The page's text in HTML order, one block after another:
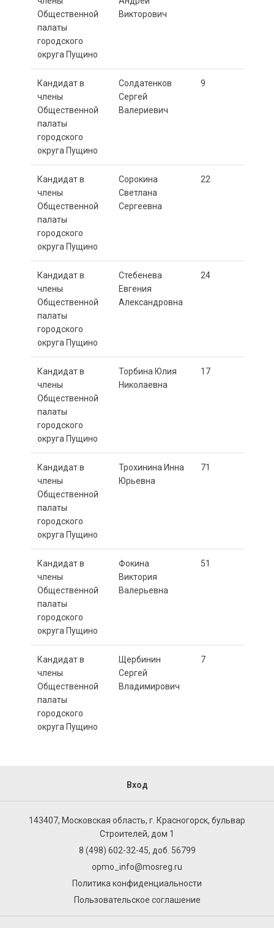
Общественной
палаты
городского
округа Пущино
Викторович
Кандидат в
члены
Общественной
палаты
городского
округа Пущино
Солдатенков
Сергей
Валериевич
9
Кандидат в
члены
Общественной
палаты
городского
округа Пущино
Сорокина
Светлана
Сергеевна
22
Кандидат в
члены
Общественной
палаты
городского
округа Пущино
Стебенева
Евгения
Александровна
24
Кандидат в
члены
Общественной
палаты
городского
округа Пущино
Торбина Юлия
Николаевна
17
Кандидат в
члены
Общественной
палаты
городского
округа Пущино
Трохинина Инна
Юрьевна
71
Кандидат в
члены
Общественной
палаты
городского
округа Пущино
Фокина
Виктория
Валерьевна
51
Кандидат в
члены
Общественной
палаты
городского
округа Пущино
Щербинин
Сергей
Владимирович
7
Вход
143407, Московская область, г. Красногорск, бульвар
Строителей, дом 1
8 (498) 602-32-45, доб. 56799
opmo_info@mosreg.ru
Политика конфиденциальности
Пользовательское соглашение